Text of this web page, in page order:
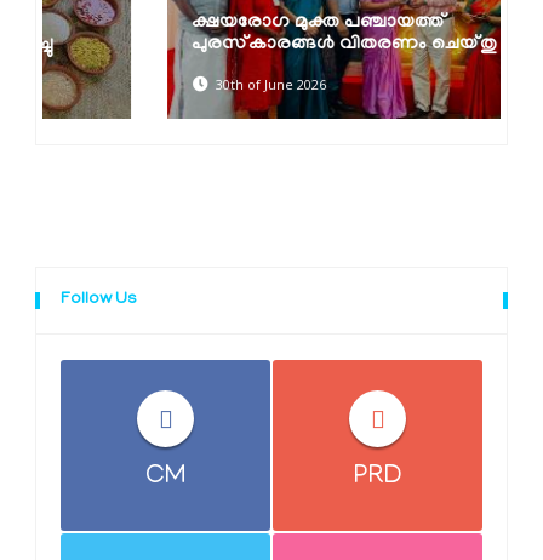
ക്ഷയരോഗ മുക്ത പഞ്ചായത്ത്
പുരസ്‌കാരങ്ങൾ വിതരണം ചെയ്തു
30th of June 2026
Follow Us
CM PRD